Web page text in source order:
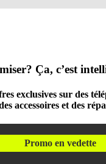
Ça, c’est
exclusives sur des
accessoires et des
Promo en vedette